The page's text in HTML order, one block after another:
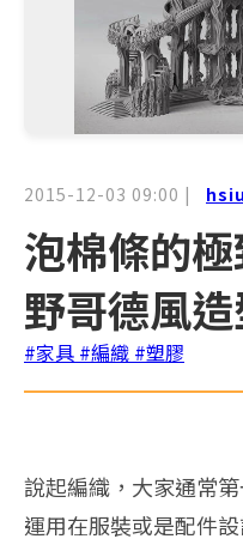
2015-12-03 09:00 |
泡棉條的
野哥德風
#家具 #編織 #塑膠
說起編織，大家通常
運用在服裝或是配件